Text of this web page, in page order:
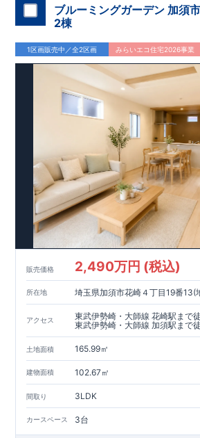
ブルーミングガーデン 加須
2棟
1区画販売中／全2区画 みらいエコ住宅2026事業
販売価格 2,490万円 (税込)
所在地 埼玉県加須市花崎４丁目19番13(
アクセス
東武伊勢崎・大師線 花崎駅まで
東武伊勢崎・大師線 加須駅まで
土地面積 165.99㎡
建物面積 102.67㎡
間取り 3LDK
カースペース 3台